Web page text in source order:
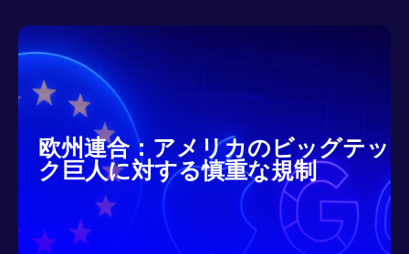
欧州連合：アメリカのビッグテッ
ク巨人に対する慎重な規制